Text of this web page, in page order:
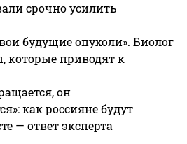
срочно усилить
будущие опухоли». Биолог
которые приводят к
он
как россияне будут
— ответ эксперта